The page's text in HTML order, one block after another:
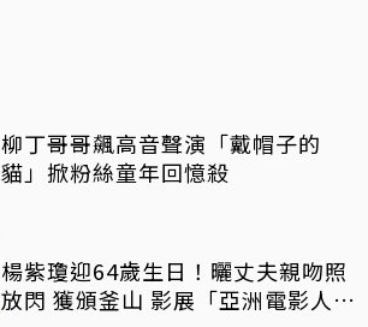
柳丁哥哥飆高音聲演「戴帽子的
貓」掀粉絲童年回憶殺
楊紫瓊迎64歲生日！曬丈夫親吻照
放閃 獲頒釜山 影展「亞洲電影人